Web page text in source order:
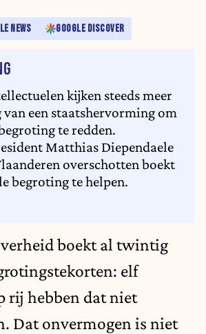
NEWS GOOGLE DISCOVER
kijken steeds meer
een staatshervorming om
te redden.
Matthias Diependaele
overschotten boekt
begroting te helpen.
boekt al twintig
elf
rij hebben dat niet
Dat onvermogen is niet